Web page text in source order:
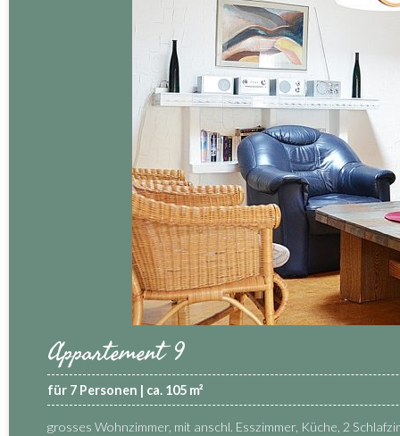
Appartement 9
für 7 Personen | ca. 105 m²
grosses Wohnzimmer, mit anschl. Esszimmer, Küche, 2